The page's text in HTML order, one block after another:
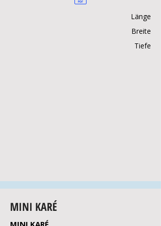
Länge
Breite
Tiefe
MINI KARÉ
MINI KARÉ